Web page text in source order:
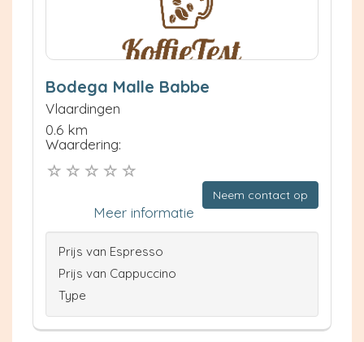
Bodega Malle Babbe
Vlaardingen
0.6 km
Waardering:
Neem contact op
Meer informatie
Prijs van Espresso
Prijs van Cappuccino
Type